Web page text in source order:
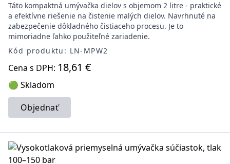
Táto kompaktná umývačka dielov s objemom 2 litre - praktické
a efektívne riešenie na čistenie malých dielov. Navrhnuté na
zabezpečenie dôkladného čistiaceho procesu. Je to
mimoriadne ľahko použiteľné zariadenie.
Kód produktu: LN-MPW2
Cena s DPH: 18,61 €
🟢 Skladom
Objednať